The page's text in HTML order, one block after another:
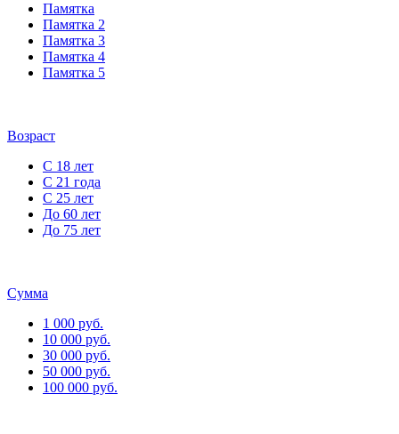
Памятка
Памятка 2
Памятка 3
Памятка 4
Памятка 5
Возраст
С 18 лет
С 21 года
С 25 лет
До 60 лет
До 75 лет
Сумма
1 000 руб.
10 000 руб.
30 000 руб.
50 000 руб.
100 000 руб.